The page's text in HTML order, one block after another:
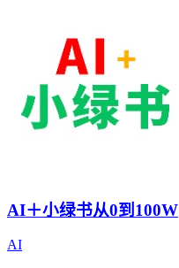
AI＋小绿书从0到100W
AI